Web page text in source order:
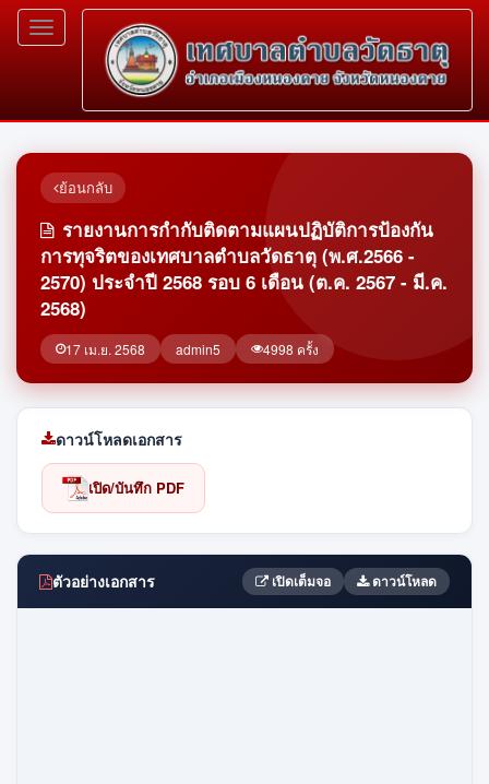
Toggle
navigation
ย้อนกลับ
รายงานการกำกับติดตามแผนปฏิบัติการป้องกัน
การทุจริตของเทศบาลตำบลวัดธาตุ (พ.ศ.2566 -
2570) ประจำปี 2568 รอบ 6 เดือน (ต.ค. 2567 - มี.ค.
2568)
17 เม.ย. 2568 admin5 4998 ครั้ง
ดาวน์โหลดเอกสาร
เปิด/บันทึก PDF
ตัวอย่างเอกสาร เปิดเต็มจอ ดาวน์โหลด